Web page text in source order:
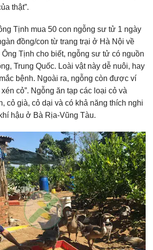
thật”.
Tịnh mua 50 con ngỗng sư tử 1 ngày
đồng/con từ trang trại ở Hà Nội về
Tịnh cho biết, ngỗng sư tử có nguồn
Trung Quốc. Loài vật này dễ nuôi, hay
bệnh. Ngoài ra, ngỗng còn được ví
cỏ”. Ngỗng ăn tạp các loại cỏ và
cỏ già, cỏ dại và có khả năng thích nghi
hậu ở Bà Rịa-Vũng Tàu.